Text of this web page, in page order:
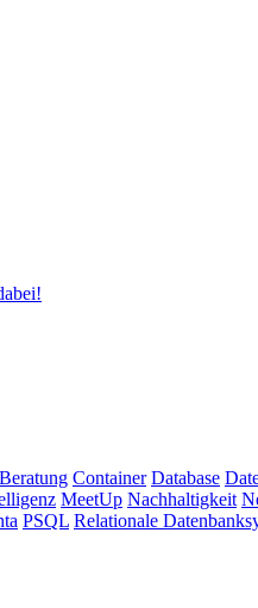
Beratung Container Database
MeetUp Nachhaltigkeit
PSQL Relationale